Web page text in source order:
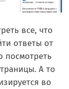
все, что
ответы от
посмотреть
А то
во